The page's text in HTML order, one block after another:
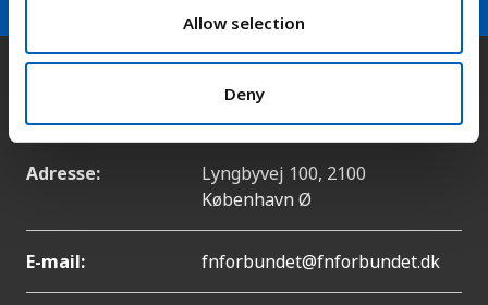
Allow selection
Deny
Adresse:
Lyngbyvej 100, 2100
København Ø
E-mail: fnforbundet@fnforbundet.dk